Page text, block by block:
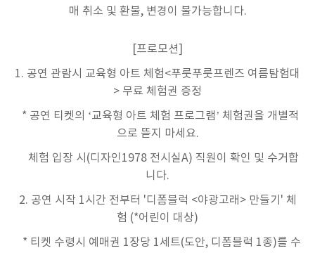
매 취소 및 환불, 변경이 불가능합니다.
[프로모션]
1. 공연 관람시 교육형 아트 체험<푸룻푸룻프렌즈 여름탐험대
> 무료 체험권 증정
* 공연 티켓의 ‘교육형 아트 체험 프로그램’ 체험권을 개별적
으로 뜯지 마세요.
체험 입장 시(디자인1978 전시실A) 직원이 확인 및 수거합
니다.
2. 공연 시작 1시간 전부터 '디폼블럭 <야광고래> 만들기' 체
험 (*어린이 대상)
* 티켓 수령시 예매권 1장당 1세트(도안, 디폼블럭 1종)를 수